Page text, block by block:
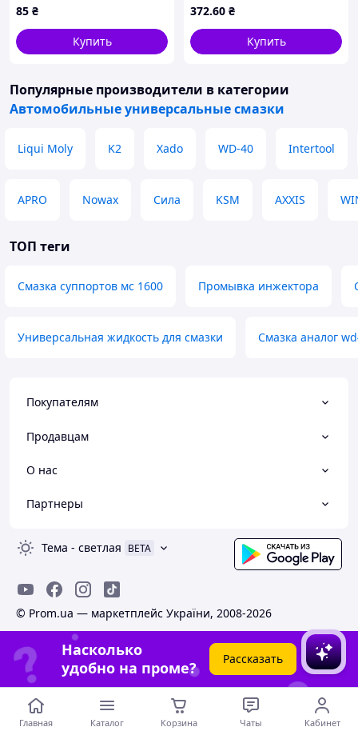
802919T6E
85 ₴
Купить
372.60 ₴
Купить
Популярные производители в категории
Автомобильные универсальные смазки
Liqui Moly K2 Xado WD-40 Intertool
APRO Nowax Сила KSM AXXIS
ТОП теги
Смазка суппортов мс 1600 Промывка инжектора
Универсальная жидкость для смазки Смазка аналог
Покупателям
Продавцам
О нас
Партнеры
Тема - светлая BETA
© Prom.ua — маркетплейс України, 2008-2026
Насколько
удобно на проме?
Рассказать
Главная Каталог Корзина Чаты Кабинет